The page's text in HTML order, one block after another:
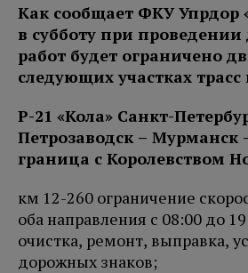
Как сообщает ФКУ Упрдор
в субботу при
работ будет ограничено
следующих участках трасс
Р-21 «Кола» Санкт-
Петрозаводск – Мурманск
граница с Королевством
км 12-260 ограничение
оба направления с 08:00 до
очистка, ремонт, выправка,
дорожных знаков;